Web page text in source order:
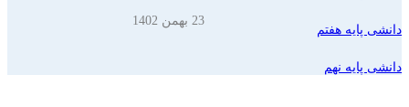
دانشی پایه هفتم
دانشی پایه نهم
23 بهمن 1402